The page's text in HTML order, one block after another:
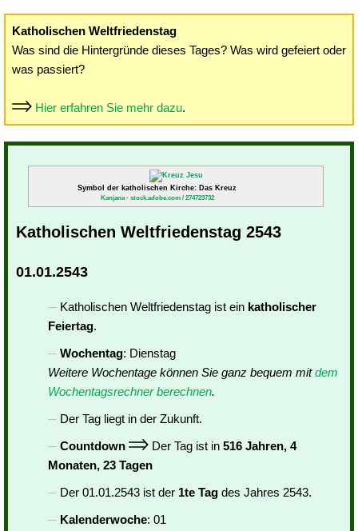
Katholischen Weltfriedenstag
Was sind die Hintergründe dieses Tages? Was wird gefeiert oder
was passiert?
Hier erfahren Sie mehr dazu.
Symbol der katholischen Kirche: Das Kreuz
Kanjana - stock.adobe.com / 274723732
Katholischen Weltfriedenstag 2543
01.01.2543
Katholischen Weltfriedenstag ist ein katholischer
Feiertag.
Wochentag: Dienstag
Weitere Wochentage können Sie ganz bequem mitdem
Wochentagsrechner berechnen.
Der Tag liegt in der Zukunft.
Countdown
Der Tag ist in 516 Jahren, 4
Monaten, 23 Tagen
Der 01.01.2543 ist der 1te Tag des Jahres 2543.
Kalenderwoche: 01